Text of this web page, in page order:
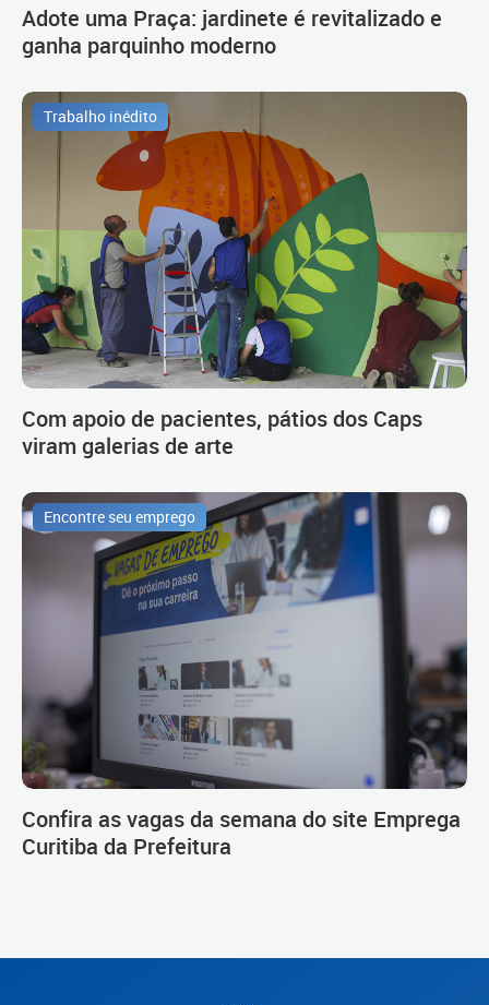
Adote uma Praça: jardinete é revitalizado e
ganha parquinho moderno
Trabalho inédito
Com apoio de pacientes, pátios dos Caps
viram galerias de arte
Encontre seu emprego
Confira as vagas da semana do site Emprega
Curitiba da Prefeitura